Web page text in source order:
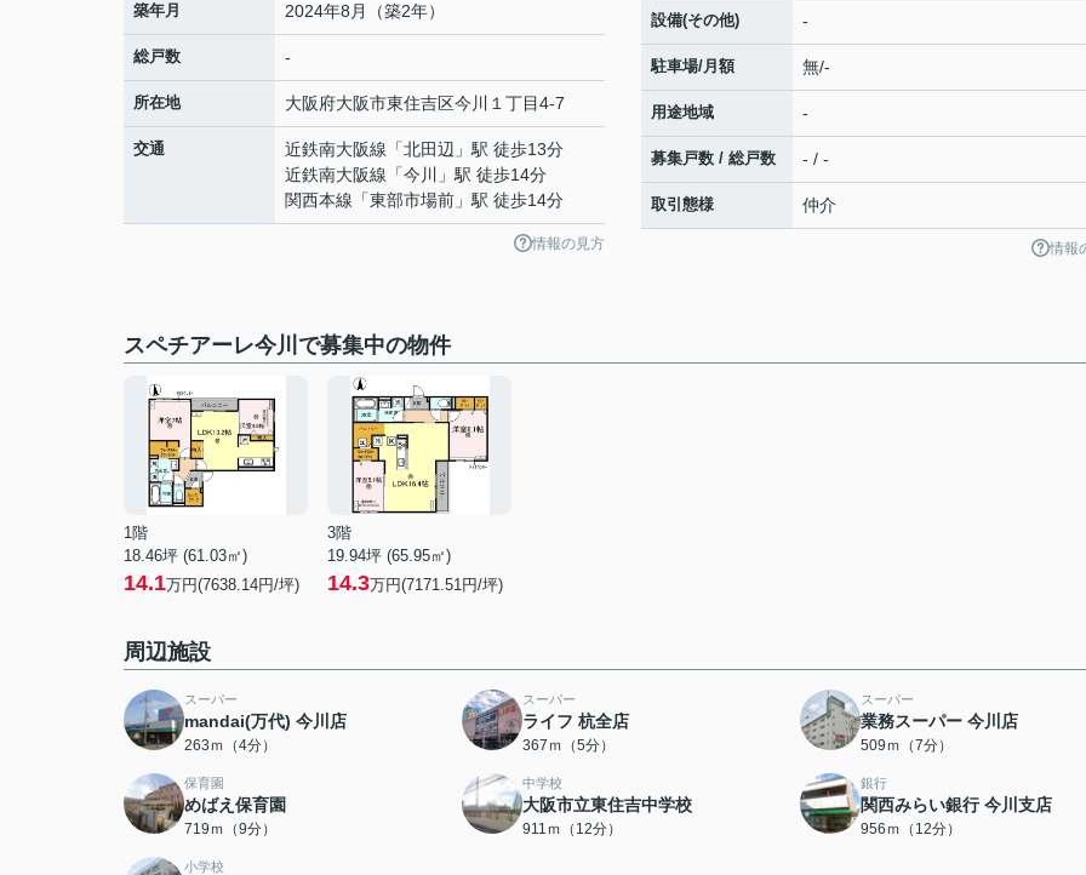
築年月 2024年8月（築2年）
総戸数 -
所在地 大阪府大阪市東住吉区今川 １丁目4-7
交通 近鉄南大阪線 「北田辺 」駅 徒歩13分
近鉄南大阪線 「今川
」駅 徒歩14分
関西本線 「東部市場前 」駅 徒歩14分
情報の見方
設備(その他) -
駐車場/月額 無/-
用途地域 -
募集戸数 / 総戸数 - / -
取引態様 仲介
情報
スペチアーレ今川で募集中の物件
1階
18.46坪 (61.03㎡)
14.1万円(7638.14円/坪)
3階
19.94坪 (65.95㎡)
14.3万円(7171.51円/坪)
周辺施設
スーパー
mandai(万代) 今川店
263ｍ（4分）
スーパー
ライフ 杭全店
367ｍ（5分）
スーパー
業務スーパー 今川店
509ｍ（7分）
保育園
めばえ保育園
719ｍ（9分）
中学校
大阪市立東住吉中学校
911ｍ（12分）
銀行
関西みらい銀行 今川支店
956ｍ（12分）
小学校